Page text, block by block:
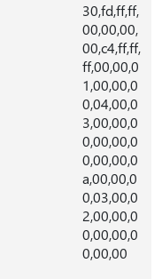
30,fd,ff,ff,
00,00,00,
00,c4,ff,ff,
ff,00,00,0
1,00,00,0
0,04,00,0
3,00,00,0
0,00,00,0
0,00,00,0
a,00,00,0
0,03,00,0
2,00,00,0
0,00,00,0
0,00,00